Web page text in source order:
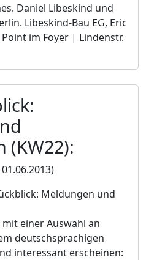
Daniel Libeskind und
Libeskind-Bau EG, Eric
im Foyer | Lindenstr.
(KW22):
einer Auswahl an
deutschsprachigen
interessant erscheinen: